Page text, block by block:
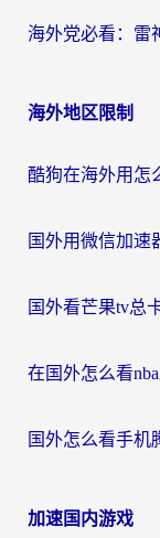
海外地区限制
加速国内游戏